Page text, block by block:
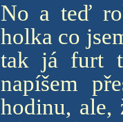
No a teď
holka co
tak já furt
napíšem
hodinu, ale,